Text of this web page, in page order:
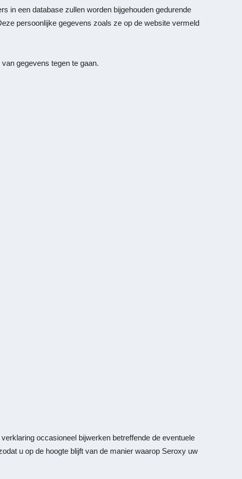
in een database zullen worden bijgehouden gedurende
persoonlijke gegevens zoals ze op de website vermeld
gegevens tegen te gaan.
occasioneel bijwerken betreffende de eventuele
u op de hoogte blijft van de manier waarop Seroxy uw